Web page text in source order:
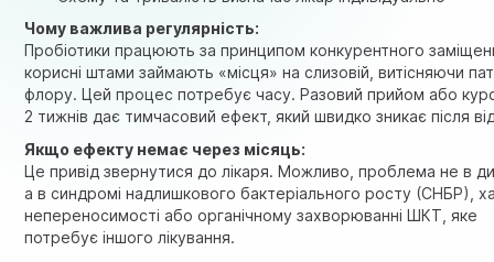
Чому важлива регулярність:
Пробіотики працюють за принципом конкурентного
корисні штами займають «місця» на слизовій, витісняючи
флору. Цей процес потребує часу. Разовий прийом або
2 тижнів дає тимчасовий ефект, який швидко зникає після
Якщо ефекту немає через місяць:
Це привід звернутися до лікаря. Можливо, проблема не в
а в синдромі надлишкового бактеріального росту (СНБР),
непереносимості або органічному захворюванні ШКТ, яке
потребує іншого лікування.